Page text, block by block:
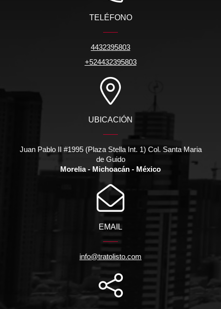
TELÉFONO
4432395803
+524432395803
UBICACIÓN
Juan Pablo II #1995 (Plaza Stella Int. 1) Col. Santa Maria
de Guido
Morelia - Michoacán - México
EMAIL
info@tratolisto.com